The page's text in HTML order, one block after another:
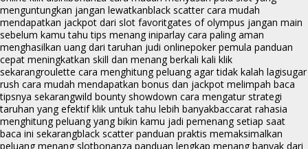
menguntungkan jangan lewatkanblack scatter cara mudah
mendapatkan jackpot dari slot favoritgates of olympus jangan main
sebelum kamu tahu tips menang iniparlay cara paling aman
menghasilkan uang dari taruhan judi onlinepoker pemula panduan
cepat meningkatkan skill dan menang berkali kali klik
sekarangroulette cara menghitung peluang agar tidak kalah lagisugar
rush cara mudah mendapatkan bonus dan jackpot melimpah baca
tipsnya sekarangwild bounty showdown cara mengatur strategi
taruhan yang efektif klik untuk tahu lebih banyakbaccarat rahasia
menghitung peluang yang bikin kamu jadi pemenang setiap saat
baca ini sekarangblack scatter panduan praktis memaksimalkan
peluang menang slotbonanza panduan lengkap menang banyak dari